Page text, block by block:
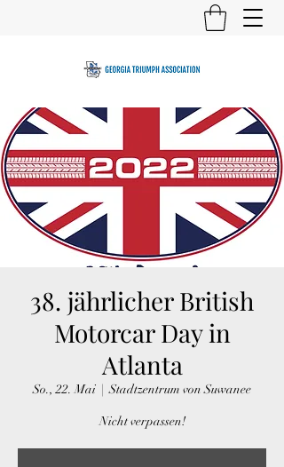
38. jährlicher British
Motorcar Day in
Atlanta
So., 22. Mai
  |
Stadtzentrum von Suwanee
Nicht verpassen!